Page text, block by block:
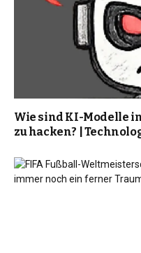
Wie sind KI-Modelle
zu hacken? |